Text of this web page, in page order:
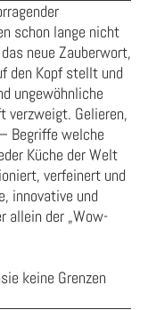
schon lange nicht
neue Zauberwort,
den Kopf stellt und
ungewöhnliche
verzweigt. Gelieren,
Begriffe welche
Küche der Welt
verfeinert und
innovative und
allein der „Wow-
keine Grenzen